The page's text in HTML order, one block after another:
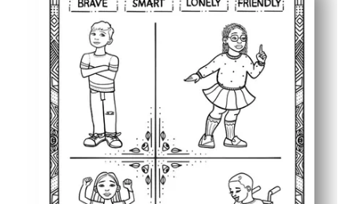
Otevřené vizuály vyvolávají otázky - můžete vést
Buduje empatii a kritické myšlení - ideální pro SEL,